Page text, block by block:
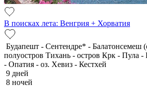
В поисках лета: Венгрия + Хорватия
Будапешт - Сентендре* - Балатонсемеш
полуостров Тихань - остров Крк - Пула
- Опатия - оз. Хевиз - Кестхей
9 дней
8 ночей